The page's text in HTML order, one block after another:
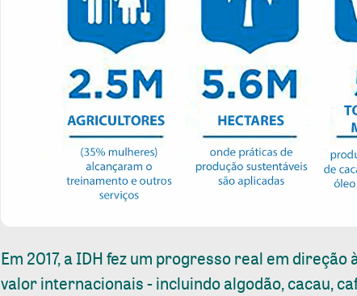
Em 2017, a IDH fez um progresso real em direção
valor internacionais - incluindo algodão, cacau,